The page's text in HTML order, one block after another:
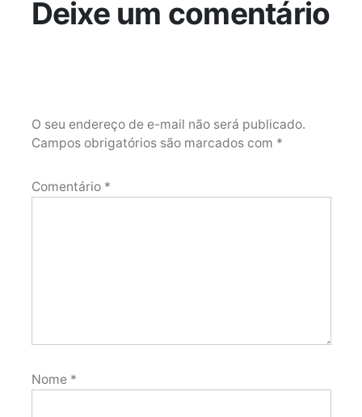
Deixe um comentário
O seu endereço de e-mail não será publicado.
Campos obrigatórios são marcados com *
Comentário *
Nome *